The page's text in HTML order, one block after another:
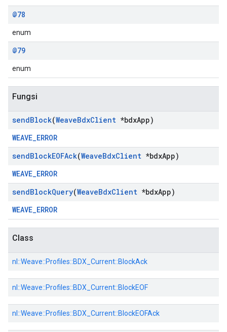
@78
enum
@79
enum
Fungsi
sendBlock(WeaveBdxClient *bdxApp)
WEAVE_ERROR
sendBlockEOFAck(WeaveBdxClient *bdxApp)
WEAVE_ERROR
sendBlockQuery(WeaveBdxClient *bdxApp)
WEAVE_ERROR
Class
nl::Weave::Profiles::BDX_Current::BlockAck
nl::Weave::Profiles::BDX_Current::BlockEOF
nl::Weave::Profiles::BDX_Current::BlockEOFAck